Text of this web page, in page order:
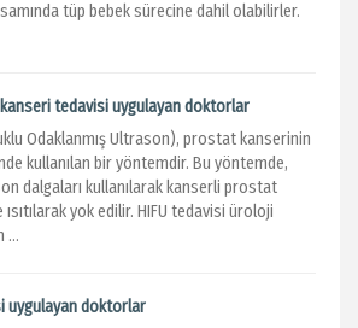
tüp bebek sürecine dahil olabilirler.
tedavisi uygulayan doktorlar
Odaklanmış Ultrason), prostat kanserinin
kullanılan bir yöntemdir. Bu yöntemde,
dalgaları kullanılarak kanserli prostat
yok edilir. HIFU tedavisi üroloji
...
uygulayan doktorlar